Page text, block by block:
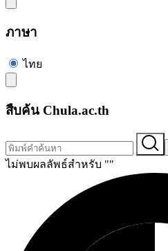
ภาษา
ไทย
สืบค้น Chula.ac.th
ไม่พบผลลัพธ์สำหรับ ""